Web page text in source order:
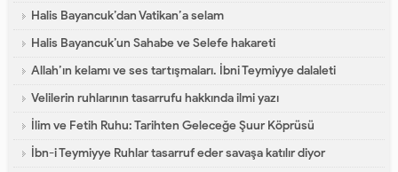
Halis Bayancuk’dan Vatikan’a selam
Halis Bayancuk’un Sahabe ve Selefe hakareti
Allah’ın kelamı ve ses tartışmaları. İbni Teymiyye dalaleti
Velilerin ruhlarının tasarrufu hakkında ilmi yazı
İlim ve Fetih Ruhu: Tarihten Geleceğe Şuur Köprüsü
İbn-i Teymiyye Ruhlar tasarruf eder savaşa katılır diyor